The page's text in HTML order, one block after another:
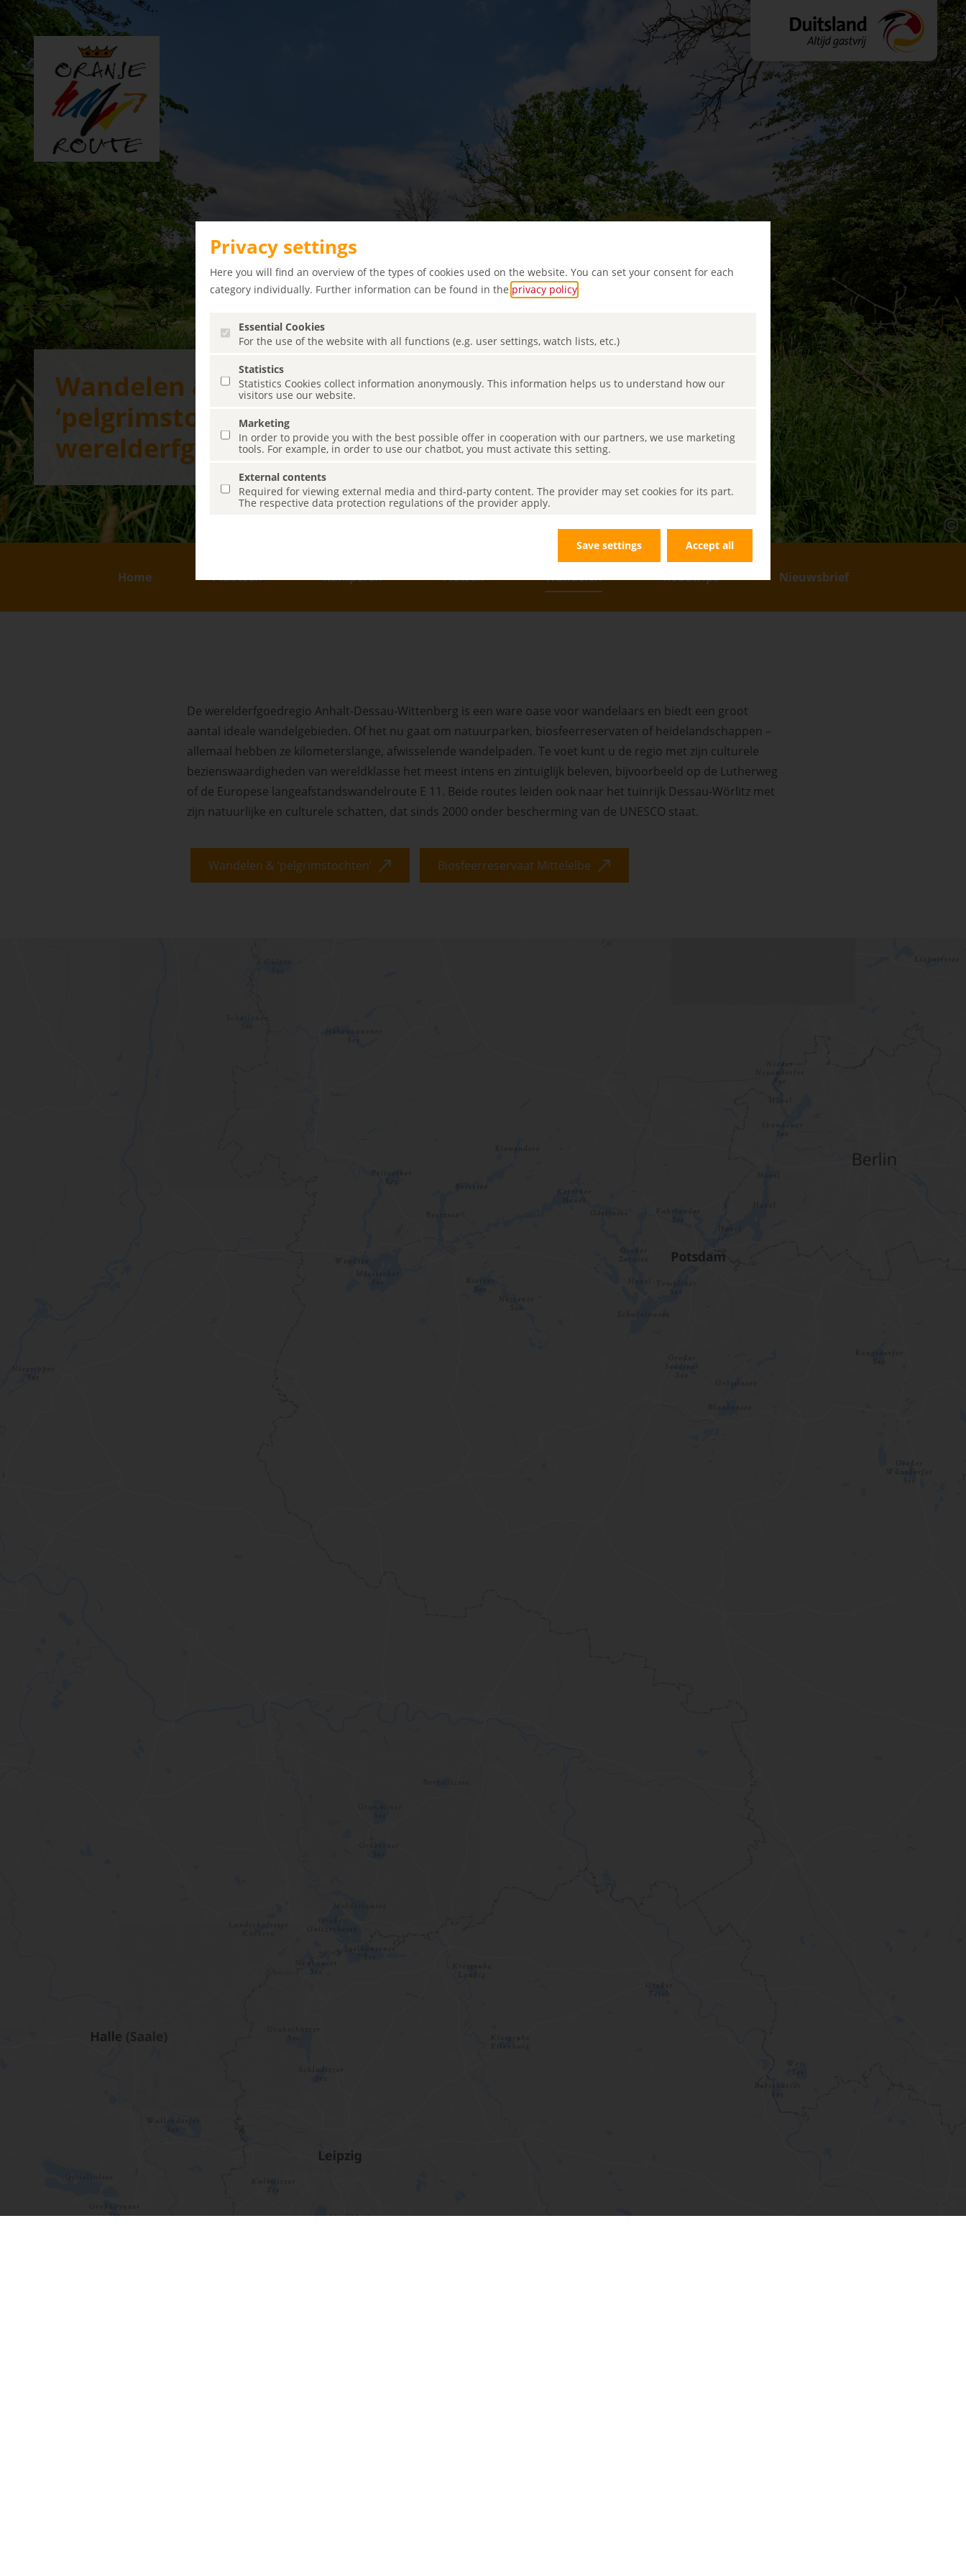
Privacy settings
Here you will find an overview of the types of cookies used on the website. You can set your consent for each
category individually. Further information can be found in the privacy policy
Essential Cookies
For the use of the website with all functions (e.g. user settings, watch lists, etc.)
Statistics
Statistics Cookies collect information anonymously. This information helps us to understand how our
visitors use our website.
Marketing
In order to provide you with the best possible offer in cooperation with our partners, we use marketing
tools. For example, in order to use our chatbot, you must activate this setting.
External contents
Required for viewing external media and third-party content. The provider may set cookies for its part.
The respective data protection regulations of the provider apply.
Save settings Accept all
Wandelen &
‘pelgrimstochten’ in de
werelderfgoedregio
Skip menuHome Plaatsen Kamperen Fietsen Wandelen Roadtrips Nieuwsbrief
De werelderfgoedregio Anhalt-Dessau-Wittenberg is een ware oase voor wandelaars en biedt een groot
aantal ideale wandelgebieden. Of het nu gaat om natuurparken, biosfeerreservaten of heidelandschappen –
allemaal hebben ze kilometerslange, afwisselende wandelpaden. Te voet kunt u de regio met zijn culturele
bezienswaardigheden van wereldklasse het meest intens en zintuiglijk beleven, bijvoorbeeld op de Lutherweg
of de Europese langeafstandswandelroute E 11. Beide routes leiden ook naar het tuinrijk Dessau-Wörlitz met
zijn natuurlijke en culturele schatten, dat sinds 2000 onder bescherming van de UNESCO staat.
Wandelen & ‘pelgrimstochten’ Biosfeerreservaat Mittelelbe